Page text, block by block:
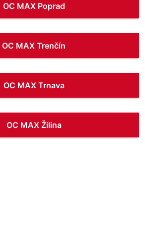
OC MAX Poprad
OC MAX Trenčín
OC MAX Trnava
OC MAX Žilina